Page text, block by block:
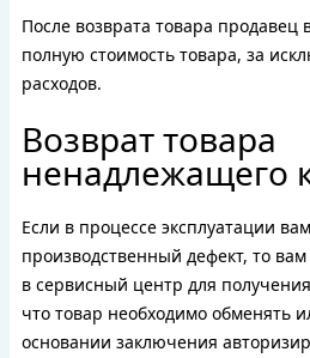
После возврата товара продавец
полную стоимость товара, за
расходов.
Возврат товара
ненадлежащего
Если в процессе эксплуатации
производственный дефект, то
в сервисный центр для
что товар необходимо обменять
основании заключения